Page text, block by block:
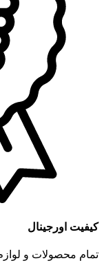
کیفیت اورجینال
تمام محصولات و